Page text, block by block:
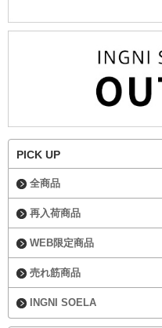
PICK UP
全商品
再入荷商品
WEB限定商品
売れ筋商品
INGNI SOELA